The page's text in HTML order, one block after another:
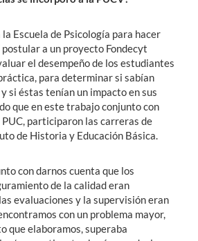
Escuela de Psicología para hacer
postular a un proyecto Fondecyt
el desempeño de los estudiantes
para determinar si sabían
si éstas tenían un impacto en sus
que en este trabajo conjunto con
participaron las carreras de
de Historia y Educación Básica.
con darnos cuenta que los
de la calidad eran
evaluaciones y la supervisión eran
con un problema mayor,
que elaboramos, superaba